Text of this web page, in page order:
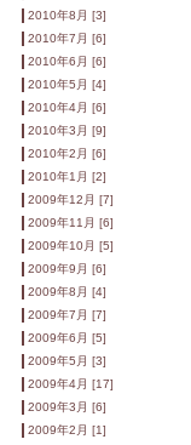
2010年8月 [3]
2010年7月 [6]
2010年6月 [6]
2010年5月 [4]
2010年4月 [6]
2010年3月 [9]
2010年2月 [6]
2010年1月 [2]
2009年12月 [7]
2009年11月 [6]
2009年10月 [5]
2009年9月 [6]
2009年8月 [4]
2009年7月 [7]
2009年6月 [5]
2009年5月 [3]
2009年4月 [17]
2009年3月 [6]
2009年2月 [1]